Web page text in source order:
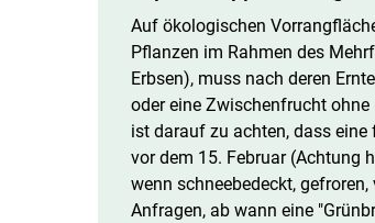
Auf ökologischen
Pflanzen im Rahmen des
Erbsen), muss nach deren
oder eine Zwischenfrucht
ist darauf zu achten, dass
vor dem 15. Februar (Achtung
wenn schneebedeckt,
Anfragen, ab wann eine